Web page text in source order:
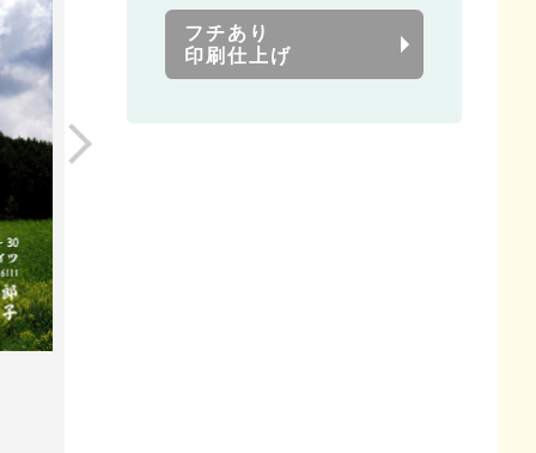
フチあり
印刷仕上げ